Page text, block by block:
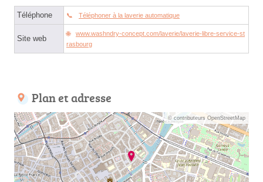
Téléphone Téléphoner à la laverie automatique
Site web
www.washndry-concept.com/laverie/laverie-libre-service-st
rasbourg
Plan et adresse
© contributeurs OpenStreetMap